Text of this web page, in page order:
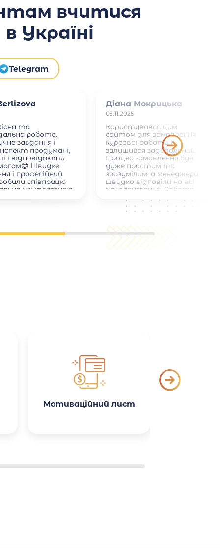
вчитися
Україні
Telegram
та
робота.
завдання і
продумані,
і відповідають
Швидке
і професійний
співпрацю
комфортною
Діана Мокрицька
05.11.2025
Користувався цим
сайтом для замовлення
курсової роботи і
залишився задоволений.
Процес замовлення був
дуже простим та
зрозумілим, а менеджери
швидко відповіли на всі
мої запитання. Робота
якісно та відповідала всім
академічним вимогам:
структура, список
літератури. Також
сподобалася можливість
вносити невеликі правки
Мотиваційний лист